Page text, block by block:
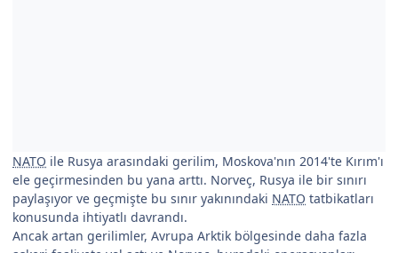
NATO ile Rusya arasındaki gerilim, Moskova'nın 2014'te Kırım'ı
ele geçirmesinden bu yana arttı. Norveç, Rusya ile bir sınırı
paylaşıyor ve geçmişte bu sınır yakınındaki NATO tatbikatları
konusunda ihtiyatlı davrandı.
Ancak artan gerilimler, Avrupa Arktik bölgesinde daha fazla